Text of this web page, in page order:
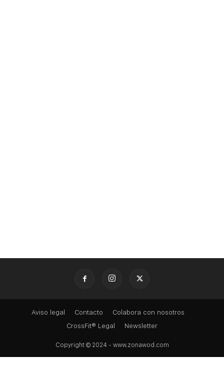
Aviso legal Contacto
Colabora con nosotros
CrossFit® Legal
Newsletter
Copyright © 2024 - www.zonawod.com